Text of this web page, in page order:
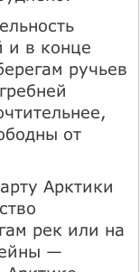
и в конце
ручьев
от
Арктики
рек или на
—